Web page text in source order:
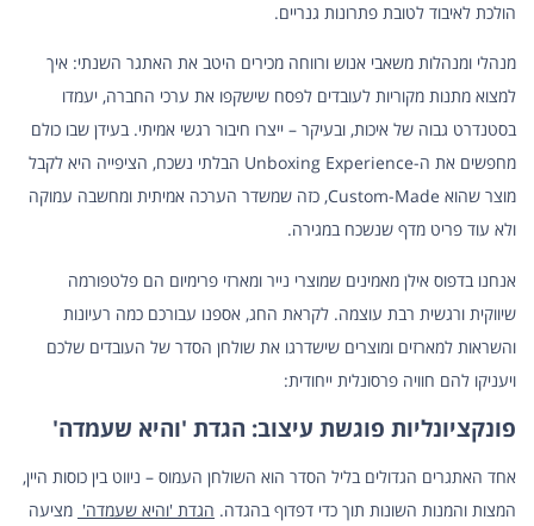
הולכת לאיבוד לטובת פתרונות גנריים.
מנהלי ומנהלות משאבי אנוש ורווחה מכירים היטב את האתגר השנתי: איך
למצוא מתנות מקוריות לעובדים לפסח שישקפו את ערכי החברה, יעמדו
בסטנדרט גבוה של איכות, ובעיקר – ייצרו חיבור רגשי אמיתי. בעידן שבו כולם
מחפשים את ה-Unboxing Experience הבלתי נשכח, הציפייה היא לקבל
מוצר שהוא Custom-Made, כזה שמשדר הערכה אמיתית ומחשבה עמוקה
ולא עוד פריט מדף שנשכח במגירה.
אנחנו בדפוס אילן מאמינים שמוצרי נייר ומארזי פרימיום הם פלטפורמה
שיווקית ורגשית רבת עוצמה. לקראת החג, אספנו עבורכם כמה רעיונות
והשראות למארזים ומוצרים שישדרגו את שולחן הסדר של העובדים שלכם
ויעניקו להם חוויה פרסונלית ייחודית:
פונקציונליות פוגשת עיצוב: הגדת 'והיא שעמדה'
אחד האתגרים הגדולים בליל הסדר הוא השולחן העמוס – ניווט בין כוסות היין,
המצות והמנות השונות תוך כדי דפדוף בהגדה. הגדת 'והיא שעמדה' מציעה